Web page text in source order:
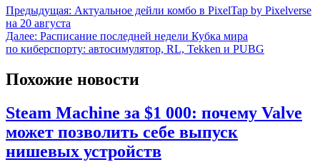
Предыдущая: Актуальное дейли комбо в PixelTap by Pixelverse
на 20 августа
Далее: Расписание последней недели Кубка мира
по киберспорту: автосимулятор, RL, Tekken и PUBG
Похожие новости
Steam Machine за $1 000: почему Valve
может позволить себе выпуск
нишевых устройств